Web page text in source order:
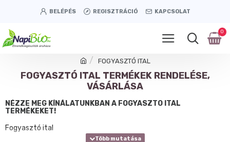
BELÉPÉS REGISZTRÁCIÓ KAPCSOLAT
0
FOGYASZTÓ ITAL
FOGYASZTÓ ITAL TERMÉKEK RENDELÉSE,
VÁSÁRLÁSA
NÉZZE MEG KÍNÁLATUNKBAN A FOGYASZTÓ ITAL
TERMÉKEKET!
Fogyasztó ital